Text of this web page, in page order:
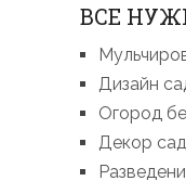
ВСЕ
Дизайн
Огород
Декор